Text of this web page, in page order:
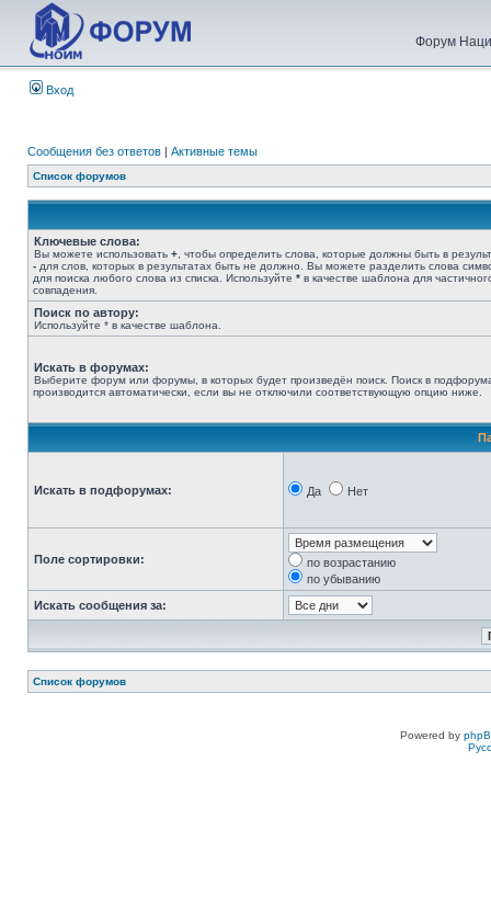
Форум
Вход
Сообщения без ответов | Активные темы
Список форумов
Ключевые слова:
Вы можете использовать + , чтобы определить слова, которые должны быть в
- для слов, которых в результатах быть не должно. Вы можете разделить слова
для поиска любого слова из списка. Используйте * в качестве шаблона для
совпадения.
Поиск по автору:
Используйте * в качестве шаблона.
Искать в форумах:
Выберите форум или форумы, в которых будет произведён поиск. Поиск в
производится автоматически, если вы не отключили соответствующую опцию ниже.
Искать в подфорумах: Да Нет
Поле сортировки:
по возрастанию
по убыванию
Искать сообщения за:
Список форумов
Powered by